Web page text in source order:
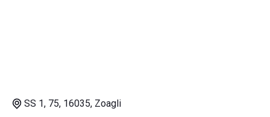
SS 1, 75, 16035, Zoagli